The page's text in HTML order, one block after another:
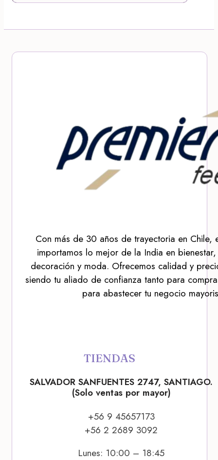
Con más de 30 años de trayectoria en Chile,
importamos lo mejor de la India en
decoración y moda. Ofrecemos calidad y
siendo tu aliado de confianza tanto para
para abastecer tu negocio
TIENDAS
SALVADOR SANFUENTES 2747, SANTIAGO.
(Solo ventas por mayor)
+56 9 45657173
+56 2 2689 3092
Lunes: 10:00 – 18:45